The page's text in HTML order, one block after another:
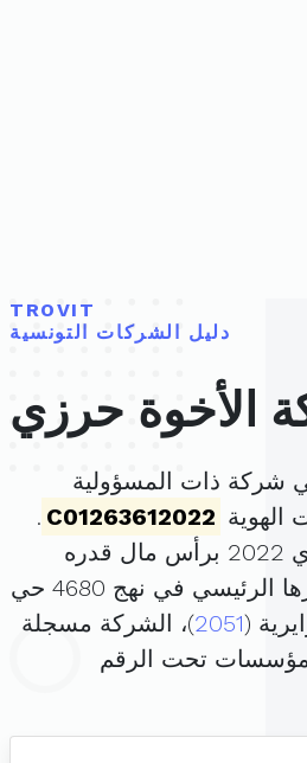
TROVIT
دليل الشركات التونسية
الأخوة حرزي
شركة ذات المسؤولية
الهوية C01263612022
.
، ويقع مقرها الرئيسي في نهج 4680 حي
(
2051)، الشركة مسجلة
تحت الرقم